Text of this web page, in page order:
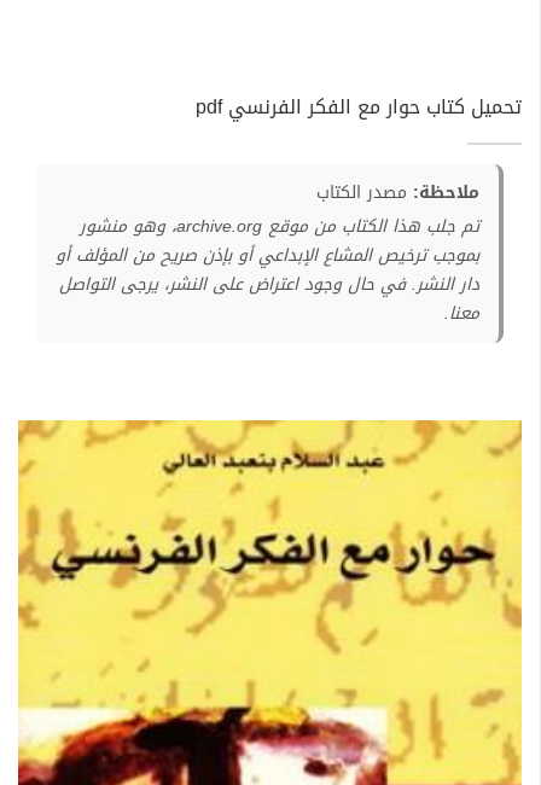
تحميل كتاب حوار مع الفكر الفرنسي pdf
ملاحظة: مصدر الكتاب
تم جلب هذا الكتاب من موقع archive.org، وهو منشور
بموجب ترخيص المشاع الإبداعي أو بإذن صريح من المؤلف أو
دار النشر. في حال وجود اعتراض على النشر، يرجى التواصل
معنا.